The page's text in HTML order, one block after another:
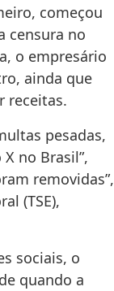
começou
censura no
o empresário
ainda que
receitas.
pesadas,
no Brasil”,
removidas”,
(TSE),
sociais, o
quando a